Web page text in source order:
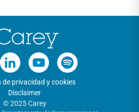
de privacidad y cookies
Disclaimer
© 2025 Carey